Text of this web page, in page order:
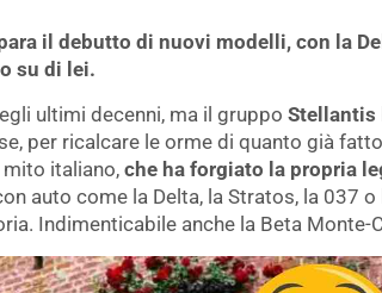
il debutto di nuovi modelli, con la
su di lei.
ultimi decenni, ma il gruppo Stellantis
per ricalcare le orme di quanto già
italiano, che ha forgiato la propria
auto come la Delta, la Stratos, la 037 o
Indimenticabile anche la Beta Monte-